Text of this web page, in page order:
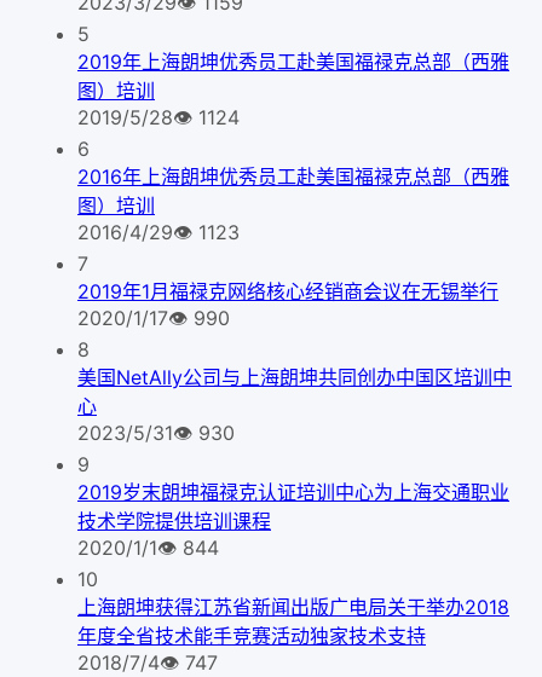
5
2019年上海朗坤优秀员工赴美国福禄克总部（西雅
图）培训
2019/5/28👁 1124
6
2016年上海朗坤优秀员工赴美国福禄克总部（西雅
图）培训
2016/4/29👁 1123
7
2019年1月福禄克网络核心经销商会议在无锡举行
2020/1/17👁 990
8
美国NetAlly公司与上海朗坤共同创办中国区培训中
心
2023/5/31👁 930
9
2019岁末朗坤福禄克认证培训中心为上海交通职业
技术学院提供培训课程
2020/1/1👁 844
10
上海朗坤获得江苏省新闻出版广电局关于举办2018
年度全省技术能手竞赛活动独家技术支持
2018/7/4👁 747